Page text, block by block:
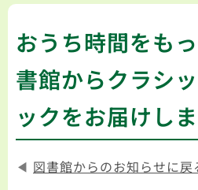
おうち時間をも
書館からクラシ
ックをお届けし
◀ 図書館からのお知らせに戻